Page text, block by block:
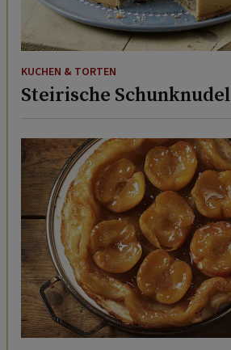
KUCHEN & TORTEN
Steirische Schunknudel